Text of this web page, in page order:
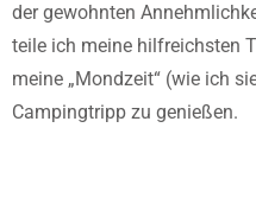
der gewohnten
teile ich meine hilfreichsten
meine „Mondzeit“ (wie ich
Campingtripp zu genießen.